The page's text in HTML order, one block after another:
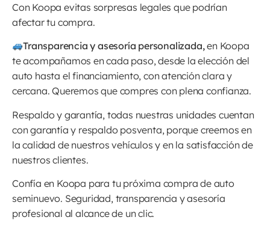
Con Koopa evitas sorpresas legales que podrían
afectar tu compra.
Transparencia y asesoría personalizada,en Koopa
te acompañamos en cada paso, desde la elección del
auto hasta el financiamiento, con atención clara y
cercana. Queremos que compres con plena confianza.
Respaldo y garantía, todas nuestras unidades cuentan
con garantía y respaldo posventa, porque creemos en
la calidad de nuestros vehículos y en la satisfacción de
nuestros clientes.
Confía en Koopa para tu próxima compra de auto
seminuevo. Seguridad, transparencia y asesoría
profesional al alcance de un clic.